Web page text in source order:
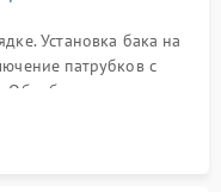
Установка бака на
патрубков с
стыков
протечек воды.